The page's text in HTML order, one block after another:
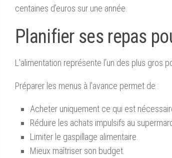
centaines d’euros sur une année.
Planifier ses repas
L’alimentation représente l’un des plus gros
Préparer les menus à l’avance permet de :
Acheter uniquement ce qui est
Réduire les achats impulsifs au
Limiter le gaspillage alimentaire.
Mieux maîtriser son budget.